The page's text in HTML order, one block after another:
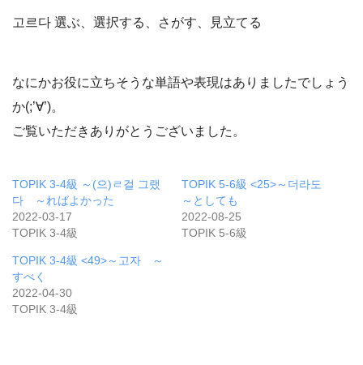
고르다 選ぶ、選択する、さがす、見立てる
なにかお役に立ちそうな単語や表現はありましたでしょう
か(;’∀’)。
ご覧いただきありがとうございました。
TOPIK 3-4級 ～(으)ㄹ걸 그랬
다 ～ればよかった
2022-03-17
TOPIK 3-4級
TOPIK 5-6級 <25>～더라도
～としても
2022-08-25
TOPIK 5-6級
TOPIK 3-4級 <49>～고자 ～
すべく
2022-04-30
TOPIK 3-4級